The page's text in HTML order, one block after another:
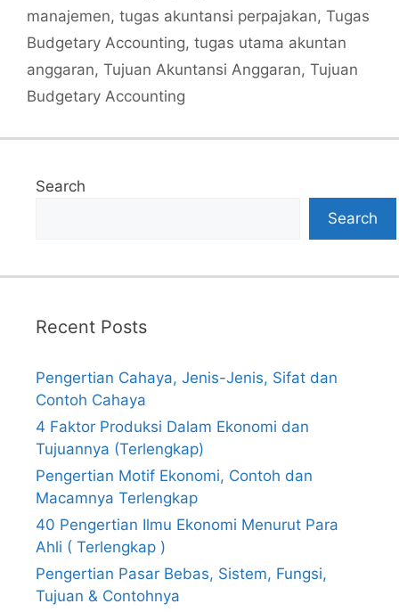
manajemen, tugas akuntansi perpajakan, Tugas
Budgetary Accounting, tugas utama akuntan
anggaran, Tujuan Akuntansi Anggaran, Tujuan
Budgetary Accounting
Search
Search
Recent Posts
Pengertian Cahaya, Jenis-Jenis, Sifat dan
Contoh Cahaya
4 Faktor Produksi Dalam Ekonomi dan
Tujuannya (Terlengkap)
Pengertian Motif Ekonomi, Contoh dan
Macamnya Terlengkap
40 Pengertian Ilmu Ekonomi Menurut Para
Ahli ( Terlengkap )
Pengertian Pasar Bebas, Sistem, Fungsi,
Tujuan & Contohnya